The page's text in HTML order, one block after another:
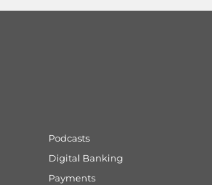
Podcasts
Digital Banking
Payments